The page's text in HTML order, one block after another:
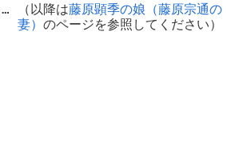
… （以降は藤原顕季の娘（藤原宗通の
妻） のページを参照してください）